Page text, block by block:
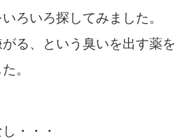
ろいろ探してみました。
る、という臭いを出す薬を
。
・・・